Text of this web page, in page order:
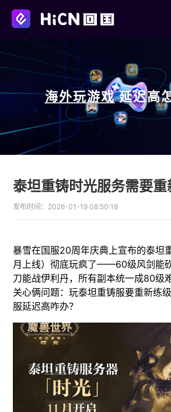
海外玩游戏 延迟高
发布时间： 2026-01-19 08:50:18
暴雪在国服20周年庆典上宣布的泰坦
月上线）彻底玩疯了——60级风剑能
刀能战伊利丹，所有副本统一成80级
关心俩问题：​玩泰坦重铸服要重新练
服延迟高咋办？